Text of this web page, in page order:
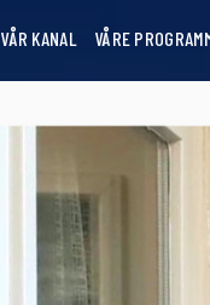
VÅR KANAL VÅRE